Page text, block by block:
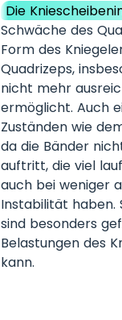
Die
Schwäche des
Form des
Quadrizeps,
nicht mehr
ermöglicht. Auch
Zuständen wie
da die Bänder
auftritt, die viel
auch bei weniger
Instabilität haben.
sind besonders
Belastungen des
kann.